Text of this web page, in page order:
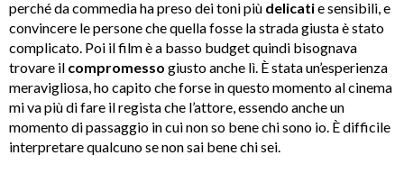
perché da commedia ha preso dei toni più delicatie sensibili, e
convincere le persone che quella fosse la strada giusta è stato
complicato. Poi il film è a basso budget quindi bisognava
trovare il compromesso giusto anche lì. È stata un’esperienza
meravigliosa, ho capito che forse in questo momento al cinema
mi va più di fare il regista che l’attore, essendo anche un
momento di passaggio in cui non so bene chi sono io. È difficile
interpretare qualcuno se non sai bene chi sei.